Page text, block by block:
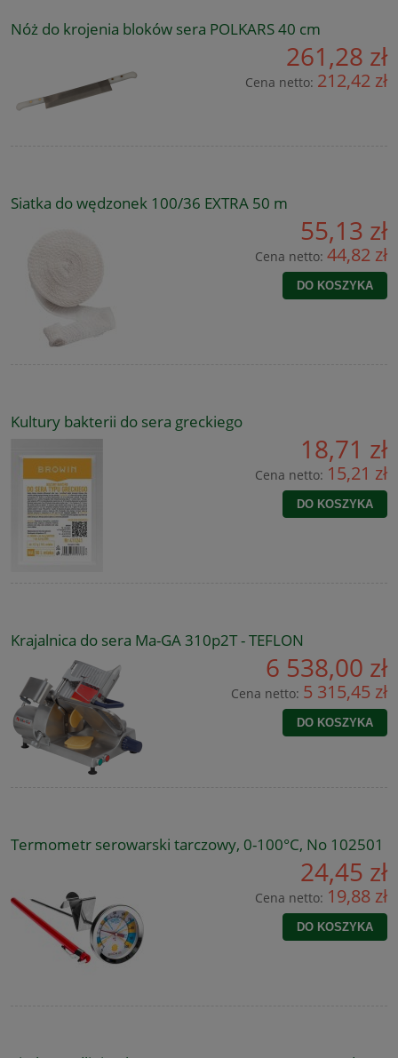
Nóż do krojenia bloków sera POLKARS 40 cm
261,28 zł
Cena netto: 212,42 zł
Siatka do wędzonek 100/36 EXTRA 50 m
55,13 zł
Cena netto: 44,82 zł
DO KOSZYKA
Kultury bakterii do sera greckiego
18,71 zł
Cena netto: 15,21 zł
DO KOSZYKA
Krajalnica do sera Ma-GA 310p2T - TEFLON
6 538,00 zł
Cena netto: 5 315,45 zł
DO KOSZYKA
Termometr serowarski tarczowy, 0-100°C, No 102501
24,45 zł
Cena netto: 19,88 zł
DO KOSZYKA